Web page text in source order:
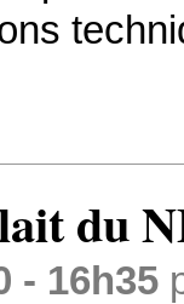
du
- 16h35